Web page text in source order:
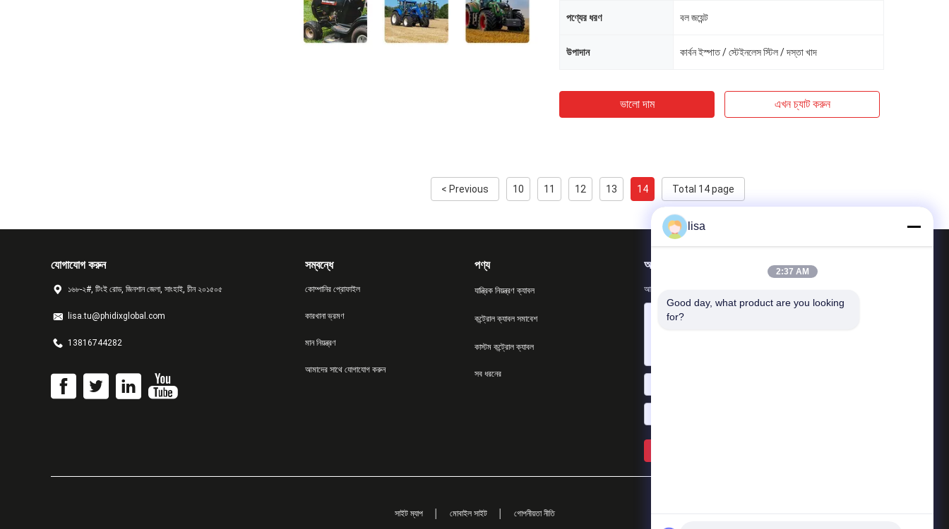
পণ্যের ধরণ বল জয়েন্ট
উপাদান কার্বন ইস্পাত / স্টেইনলেস স্টিল / দস্তা খাদ
ভালো দাম এখন চ্যাট করুন
< Previous 10 11 12 13 14 Total 14 page
যোগাযোগ করুন
১৬৮-২#, টিংই রোড, জিনশান জেলা, সাংহাই, চীন ২০১৫০৫
lisa.tu@phidixglobal.com
13816744282
সম্বন্ধে
কোম্পানির প্রোফাইল
কারখানা ভ্রমণ
মান নিয়ন্ত্রণ
আমাদের সাথে যোগাযোগ করুন
পণ্য
যান্ত্রিক নিয়ন্ত্রণ ক্যাবল
কন্ট্রোল ক্যাবল সমাবেশ
কাস্টম কন্ট্রোল ক্যাবল
সব ধরনের
আমাদের মেইল ​​করুন
আপনার প্রয়োজনীয়তা আমাদের জানান। আমরা আপনার সাথে সেরা পণ্য সংযোগ করব।
সাইট ম্যাপ মোবাইল সাইট গোপনীয়তা নীতি
lisa
2:37 AM
Good day, what product are you looking
for?